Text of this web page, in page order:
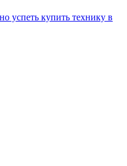
успеть купить технику в